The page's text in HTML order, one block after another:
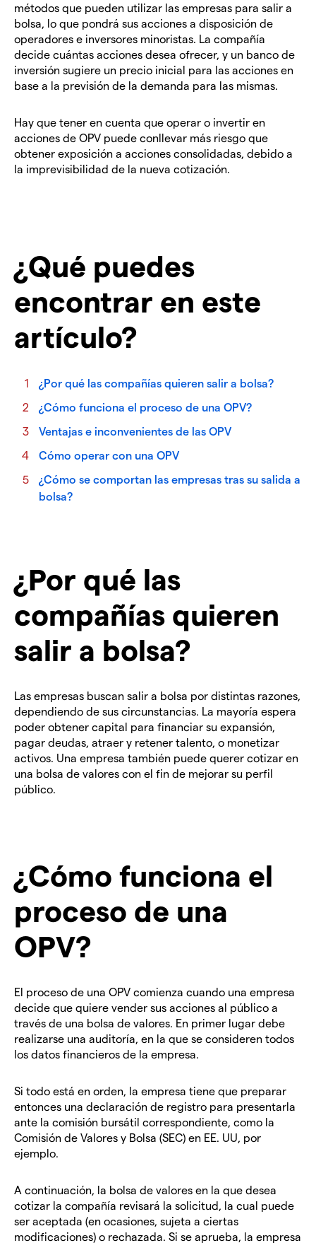
métodos que pueden utilizar las empresas para salir a
bolsa, lo que pondrá sus acciones a disposición de
operadores e inversores minoristas. La compañía
decide cuántas acciones desea ofrecer, y un banco de
inversión sugiere un precio inicial para las acciones en
base a la previsión de la demanda para las mismas.
Hay que tener en cuenta que operar o invertir en
acciones de OPV puede conllevar más riesgo que
obtener exposición a acciones consolidadas, debido a
la imprevisibilidad de la nueva cotización.
¿Qué puedes
encontrar en este
artículo?
¿Por qué las compañías quieren salir a bolsa?
¿Cómo funciona el proceso de una OPV?
Ventajas e inconvenientes de las OPV
Cómo operar con una OPV
¿Cómo se comportan las empresas tras su salida a
bolsa?
¿Por qué las
compañías quieren
salir a bolsa?
Las empresas buscan salir a bolsa por distintas razones,
dependiendo de sus circunstancias. La mayoría espera
poder obtener capital para financiar su expansión,
pagar deudas, atraer y retener talento, o monetizar
activos. Una empresa también puede querer cotizar en
una bolsa de valores con el fin de mejorar su perfil
público.
¿Cómo funciona el
proceso de una
OPV?
El proceso de una OPV comienza cuando una empresa
decide que quiere vender sus acciones al público a
través de una bolsa de valores. En primer lugar debe
realizarse una auditoría, en la que se consideren todos
los datos financieros de la empresa.
Si todo está en orden, la empresa tiene que preparar
entonces una declaración de registro para presentarla
ante la comisión bursátil correspondiente, como la
Comisión de Valores y Bolsa (SEC) en EE. UU, por
ejemplo.
A continuación, la bolsa de valores en la que desea
cotizar la compañía revisará la solicitud, la cual puede
ser aceptada (en ocasiones, sujeta a ciertas
modificaciones) o rechazada. Si se aprueba, la empresa